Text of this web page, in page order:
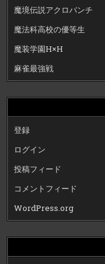
魔境伝説アクロバンチ
魔法科高校の優等生
魔装学園H×H
麻雀最強戦
登録
ログイン
投稿フィード
コメントフィード
WordPress.org